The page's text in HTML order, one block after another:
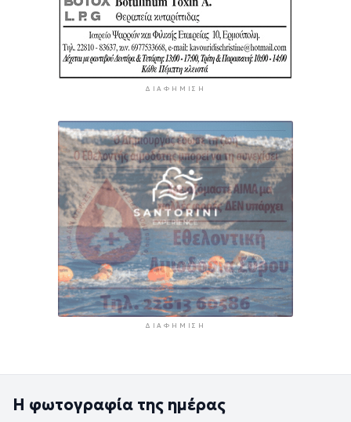
ΔΙΑΦΉΜΙΣΗ
ΔΙΑΦΉΜΙΣΗ
Η φωτογραφία της ημέρας